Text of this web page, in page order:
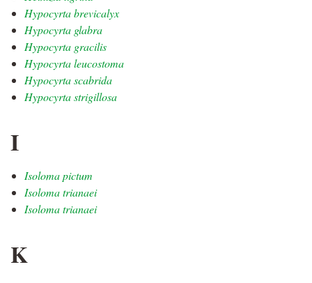
Hypocyrta brevicalyx
Hypocyrta glabra
Hypocyrta gracilis
Hypocyrta leucostoma
Hypocyrta scabrida
Hypocyrta strigillosa
I
Isoloma pictum
Isoloma trianaei
Isoloma trianaei
K